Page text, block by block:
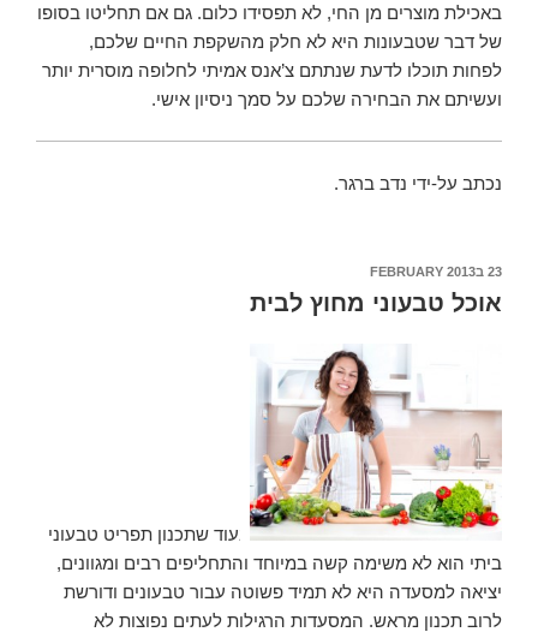
באכילת מוצרים מן החי, לא תפסידו כלום. גם אם תחליטו בסופו
של דבר שטבעונות היא לא חלק מהשקפת החיים שלכם,
לפחות תוכלו לדעת שנתתם צ’אנס אמיתי לחלופה מוסרית יותר
ועשיתם את הבחירה שלכם על סמך ניסיון אישי.
נכתב על-ידי נדב ברגר.
POSTED
23 בFEBRUARY 2013
אוכל טבעוני מחוץ לבית
בעוד שתכנון תפריט טבעוני
ביתי הוא לא משימה קשה במיוחד והתחליפים רבים ומגוונים,
יציאה למסעדה היא לא תמיד פשוטה עבור טבעונים ודורשת
לרוב תכנון מראש. המסעדות הרגילות לעתים נפוצות לא